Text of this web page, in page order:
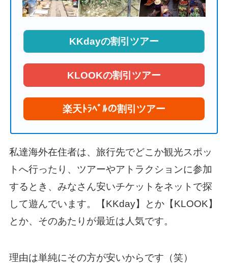
KKdayの割引ツアー
KLOOKの割引ツアー
楽天ﾄﾗﾍﾞﾙの割引ツアー
私達海外在住者は、旅行先でどこか観光スポッ
トへ行ったり、ツアーやアトラクションに参加
するとき、みなさん安いチケットをネットで探
して遊んでいます。【KKday】とか【KLOOK】
とか、そのあたりが最近は人気です。
理由は単純にその方が安いからです（笑）